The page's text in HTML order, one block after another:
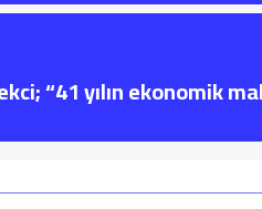
“41 yılın ekonomik